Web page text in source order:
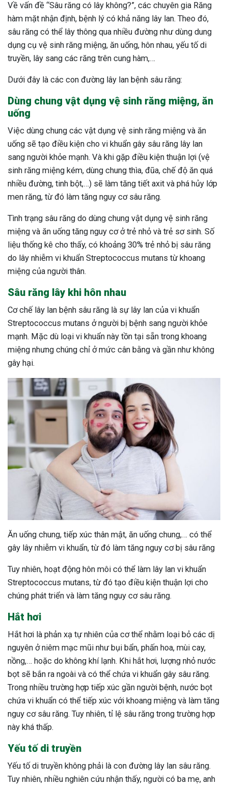
Sau Sinh Có Tự Khỏi
Thông Tin Cần Biết
sau sinh là tình trạng viêm da
phổ biến, khiến đôi bàn tay,
của chị em trở nên khô...
Về vấn đề “Sâu răng có lây không?”, các chuyên gia Răng
hàm mặt nhận định, bệnh lý có khả năng lây lan. Theo đó,
sâu răng có thể lây thông qua nhiều đường như dùng dung
dụng cụ vệ sinh răng miệng, ăn uống, hôn nhau, yếu tố di
truyền, lây sang các răng trên cung hàm,…
Dưới đây là các con đường lây lan bệnh sâu răng:
Dùng chung vật dụng vệ sinh răng miệng, ăn
uống
Việc dùng chung các vật dụng vệ sinh răng miệng và ăn
uống sẽ tạo điều kiện cho vi khuẩn gây sâu răng lây lan
sang người khỏe mạnh. Và khi gặp điều kiện thuận lợi (vệ
sinh răng miệng kém, dùng chung thìa, đũa, chế độ ăn quá
nhiều đường, tinh bột,…) sẽ làm tăng tiết axit và phá hủy lớp
men răng, từ đó làm tăng nguy cơ sâu răng.
Tình trạng sâu răng do dùng chung vật dụng vệ sinh răng
miệng và ăn uống tăng nguy cơ ở trẻ nhỏ và trẻ sơ sinh. Số
liệu thống kê cho thấy, có khoảng 30% trẻ nhỏ bị sâu răng
do lây nhiễm vi khuẩn Streptococcus mutans từ khoang
miệng của người thân.
Sâu răng lây khi hôn nhau
Cơ chế lây lan bệnh sâu răng là sự lây lan của vi khuẩn
Streptococcus mutans ở người bị bệnh sang người khỏe
mạnh. Mặc dù loại vi khuẩn này tồn tại sẵn trong khoang
miệng nhưng chúng chỉ ở mức cân bằng và gần như không
gây hại.
Ăn uống chung, tiếp xúc thân mật, ăn uống chung,… có thể
gây lây nhiễm vi khuẩn, từ đó làm tăng nguy cơ bị sâu răng
Tuy nhiên, hoạt động hôn môi có thể làm lây lan vi khuẩn
Streptococcus mutans, từ đó tạo điều kiện thuận lợi cho
chúng phát triển và làm tăng nguy cơ sâu răng.
Hắt hơi
Hắt hơi là phản xạ tự nhiên của cơ thể nhằm loại bỏ các dị
nguyên ở niêm mạc mũi như bụi bẩn, phấn hoa, mùi cay,
nồng,… hoặc do không khí lạnh. Khi hắt hơi, lượng nhỏ nước
bọt sẽ bắn ra ngoài và có thể chứa vi khuẩn gây sâu răng.
Trong nhiều trường hợp tiếp xúc gần người bệnh, nước bọt
chứa vi khuẩn có thể tiếp xúc với khoang miệng và làm tăng
nguy cơ sâu răng. Tuy nhiên, tỉ lệ sâu răng trong trường hợp
này khá thấp.
Yếu tố di truyền
Yếu tố di truyền không phải là con đường lây lan sâu răng.
Tuy nhiên, nhiều nghiên cứu nhận thấy, người có ba mẹ, anh